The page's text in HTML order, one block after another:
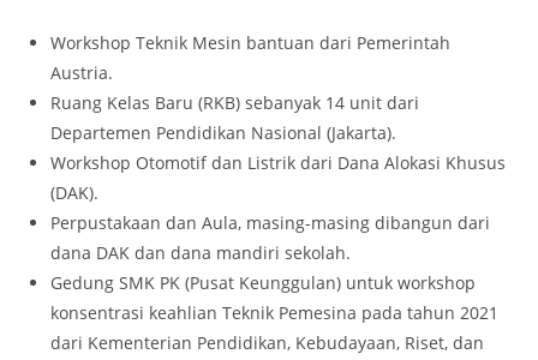
Workshop Teknik Mesin bantuan dari Pemerintah
Austria.
Ruang Kelas Baru (RKB) sebanyak 14 unit dari
Departemen Pendidikan Nasional (Jakarta).
Workshop Otomotif dan Listrik dari Dana Alokasi Khusus
(DAK).
Perpustakaan dan Aula, masing-masing dibangun dari
dana DAK dan dana mandiri sekolah.
Gedung SMK PK (Pusat Keunggulan) untuk workshop
konsentrasi keahlian Teknik Pemesina pada tahun 2021
dari Kementerian Pendidikan, Kebudayaan, Riset, dan